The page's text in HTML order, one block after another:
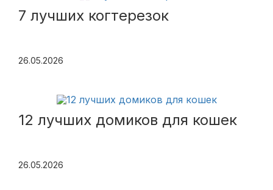
7 лучших когтерезок
26.05.2026
12 лучших домиков для кошек
26.05.2026